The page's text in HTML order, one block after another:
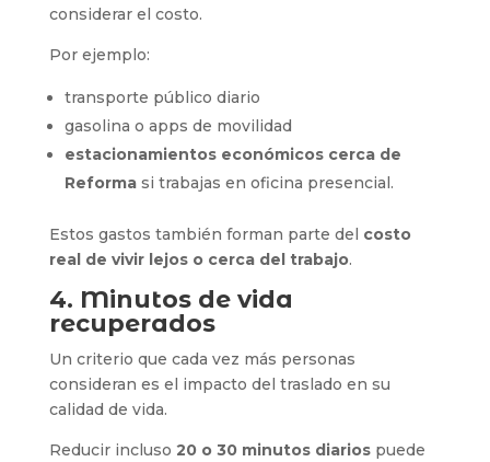
considerar el costo.
Por ejemplo:
transporte público diario
gasolina o apps de movilidad
estacionamientos económicos cerca de
Reformasi trabajas en oficina presencial.
Estos gastos también forman parte del costo
real de vivir lejos o cerca del trabajo.
4. Minutos de vida
recuperados
Un criterio que cada vez más personas
consideran es el impacto del traslado en su
calidad de vida.
Reducir incluso 20 o 30 minutos diariospuede